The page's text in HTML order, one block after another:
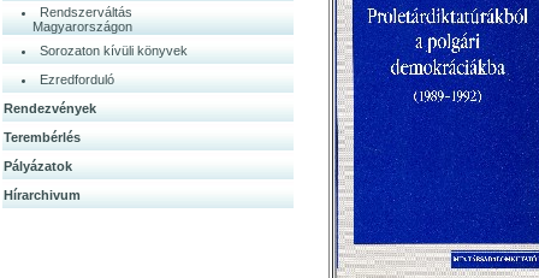
Rendszerváltás
Magyarországon
Sorozaton kívüli könyvek
Ezredforduló
Rendezvények
Terembérlés
Pályázatok
Hírarchivum